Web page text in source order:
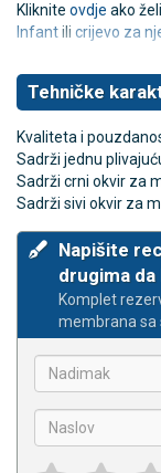
Kliknite ovdje ako
Infantili crijevo za
Tehničke
Kvaliteta i
Sadrži jednu
Sadrži crni okvir za
Sadrži sivi okvir za
Napišite
drugima
Komplet
membrana sa